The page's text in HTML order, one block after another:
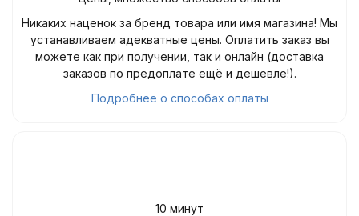
Никаких наценок за бренд товара или имя магазина! Мы
устанавливаем адекватные цены. Оплатить заказ вы
можете как при получении, так и онлайн (доставка
заказов по предоплате ещё и дешевле!).
Подробнее о способах оплаты
10 минут